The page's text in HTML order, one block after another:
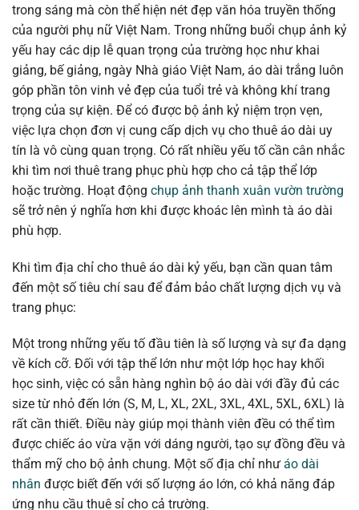
trong sáng mà còn thể hiện nét đẹp văn hóa truyền thống
của người phụ nữ Việt Nam. Trong những buổi chụp ảnh kỷ
yếu hay các dịp lễ quan trọng của trường học như khai
giảng, bế giảng, ngày Nhà giáo Việt Nam, áo dài trắng luôn
góp phần tôn vinh vẻ đẹp của tuổi trẻ và không khí trang
trọng của sự kiện. Để có được bộ ảnh kỷ niệm trọn vẹn,
việc lựa chọn đơn vị cung cấp dịch vụ cho thuê áo dài uy
tín là vô cùng quan trọng. Có rất nhiều yếu tố cần cân nhắc
khi tìm nơi thuê trang phục phù hợp cho cả tập thể lớp
hoặc trường. Hoạt động chụp ảnh thanh xuân vườn trường
sẽ trở nên ý nghĩa hơn khi được khoác lên mình tà áo dài
phù hợp.
Khi tìm địa chỉ cho thuê áo dài kỷ yếu, bạn cần quan tâm
đến một số tiêu chí sau để đảm bảo chất lượng dịch vụ và
trang phục:
Một trong những yếu tố đầu tiên là số lượng và sự đa dạng
về kích cỡ. Đối với tập thể lớn như một lớp học hay khối
học sinh, việc có sẵn hàng nghìn bộ áo dài với đầy đủ các
size từ nhỏ đến lớn (S, M, L, XL, 2XL, 3XL, 4XL, 5XL, 6XL) là
rất cần thiết. Điều này giúp mọi thành viên đều có thể tìm
được chiếc áo vừa vặn với dáng người, tạo sự đồng đều và
thẩm mỹ cho bộ ảnh chung. Một số địa chỉ như áo dài
nhân được biết đến với số lượng áo lớn, có khả năng đáp
ứng nhu cầu thuê sỉ cho cả trường.